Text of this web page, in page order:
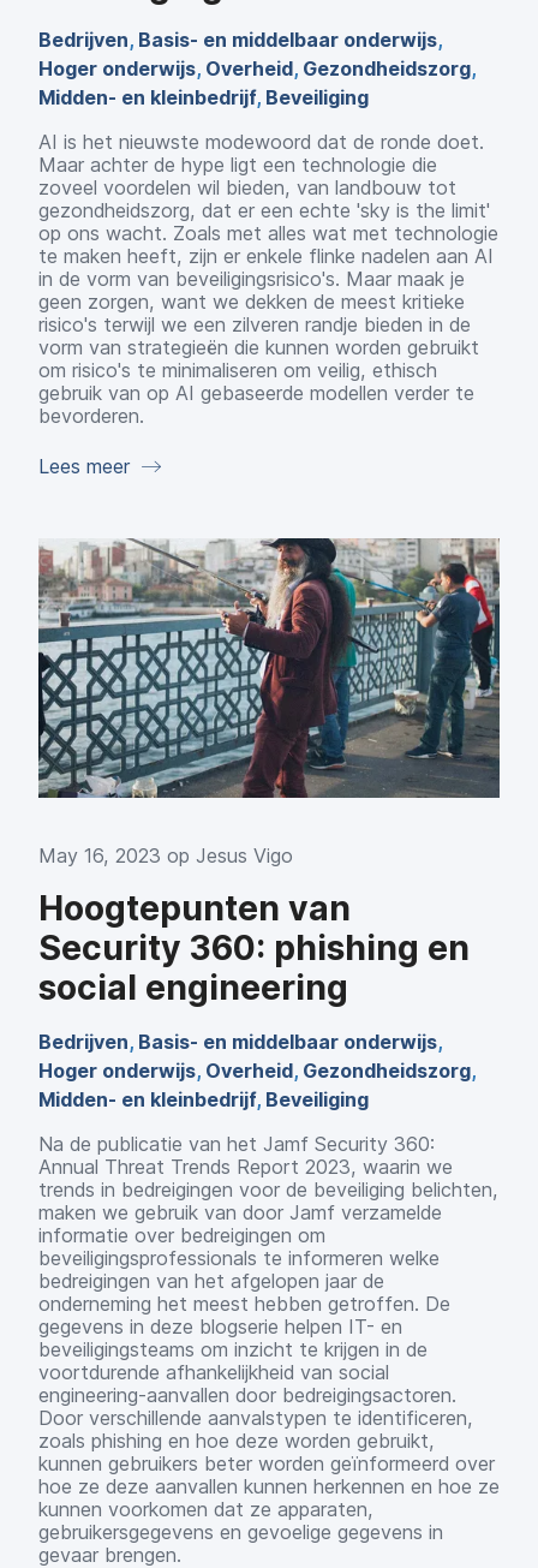
Bedrijven, Basis- en middelbaar onderwijs,
Hoger onderwijs, Overheid, Gezondheidszorg,
Midden- en kleinbedrijf, Beveiliging
AI is het nieuwste modewoord dat de ronde doet.
Maar achter de hype ligt een technologie die
zoveel voordelen wil bieden, van landbouw tot
gezondheidszorg, dat er een echte 'sky is the limit'
op ons wacht. Zoals met alles wat met technologie
te maken heeft, zijn er enkele flinke nadelen aan AI
in de vorm van beveiligingsrisico's. Maar maak je
geen zorgen, want we dekken de meest kritieke
risico's terwijl we een zilveren randje bieden in de
vorm van strategieën die kunnen worden gebruikt
om risico's te minimaliseren om veilig, ethisch
gebruik van op AI gebaseerde modellen verder te
bevorderen.
Lees meer
May 16, 2023 op Jesus Vigo
Hoogtepunten van
Security 360: phishing en
social engineering
Bedrijven, Basis- en middelbaar onderwijs,
Hoger onderwijs, Overheid, Gezondheidszorg,
Midden- en kleinbedrijf, Beveiliging
Na de publicatie van het Jamf Security 360:
Annual Threat Trends Report 2023, waarin we
trends in bedreigingen voor de beveiliging belichten,
maken we gebruik van door Jamf verzamelde
informatie over bedreigingen om
beveiligingsprofessionals te informeren welke
bedreigingen van het afgelopen jaar de
onderneming het meest hebben getroffen. De
gegevens in deze blogserie helpen IT- en
beveiligingsteams om inzicht te krijgen in de
voortdurende afhankelijkheid van social
engineering-aanvallen door bedreigingsactoren.
Door verschillende aanvalstypen te identificeren,
zoals phishing en hoe deze worden gebruikt,
kunnen gebruikers beter worden geïnformeerd over
hoe ze deze aanvallen kunnen herkennen en hoe ze
kunnen voorkomen dat ze apparaten,
gebruikersgegevens en gevoelige gegevens in
gevaar brengen.